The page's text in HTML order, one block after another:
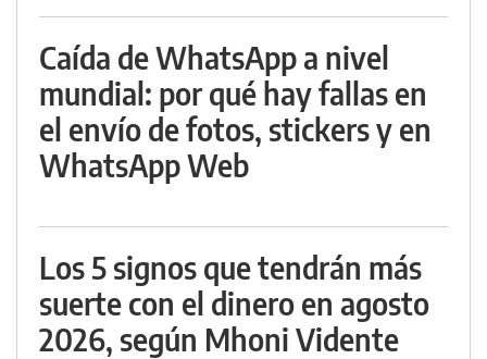
Caída de WhatsApp a nivel
mundial: por qué hay fallas en
el envío de fotos, stickers y en
WhatsApp Web
Los 5 signos que tendrán más
suerte con el dinero en agosto
2026, según Mhoni Vidente